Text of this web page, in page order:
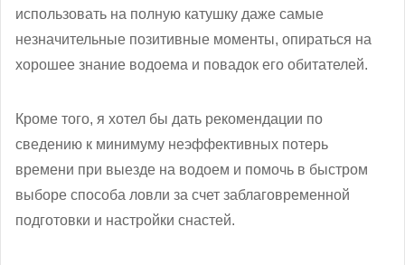
использовать на полную катушку даже самые
незначительные позитивные моменты, опираться на
хорошее знание водоема и повадок его обитателей.
Кроме того, я хотел бы дать рекомендации по
сведению к минимуму неэффективных потерь
времени при выезде на водоем и помочь в быстром
выборе способа ловли за счет заблаговременной
подготовки и настройки снастей.